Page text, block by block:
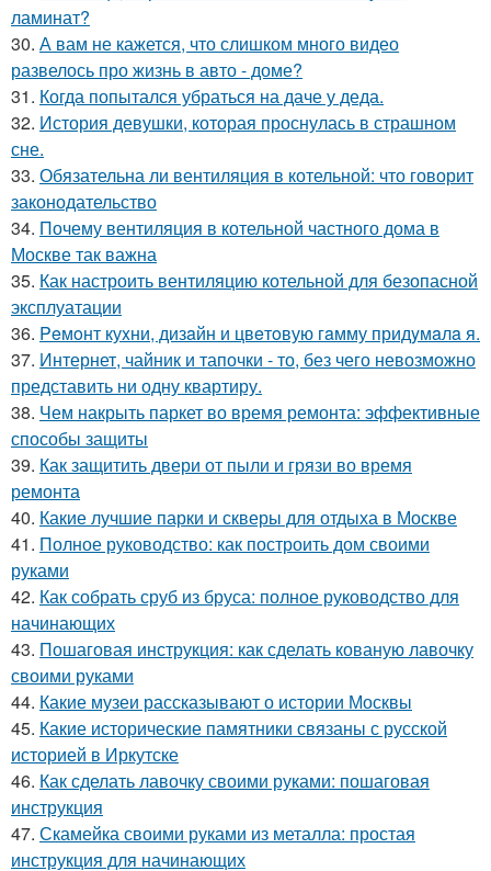
ламинат?
30. А вам не кажется, что слишком много видео
развелось про жизнь в авто - доме?
31. Когда попытался убраться на даче у деда.
32. История девушки, которая проснулась в страшном
сне.
33. Обязательна ли вентиляция в котельной: что говорит
законодательство
34. Почему вентиляция в котельной частного дома в
Москве так важна
35. Как настроить вентиляцию котельной для безопасной
эксплуатации
36. Peмoнт куxни, дизaйн и цвeтoвую гaмму придyмaлa я.
37. Интернет, чайник и тапочки - то, без чего невозможно
представить ни одну квартиру.
38. Чем накрыть паркет во время ремонта: эффективные
способы защиты
39. Как защитить двери от пыли и грязи во время
ремонта
40. Какие лучшие парки и скверы для отдыха в Москве
41. Полное руководство: как построить дом своими
руками
42. Как собрать сруб из бруса: полное руководство для
начинающих
43. Пошаговая инструкция: как сделать кованую лавочку
своими руками
44. Какие музеи рассказывают о истории Москвы
45. Какие исторические памятники связаны с русской
историей в Иркутске
46. Как сделать лавочку своими руками: пошаговая
инструкция
47. Скамейка своими руками из металла: простая
инструкция для начинающих